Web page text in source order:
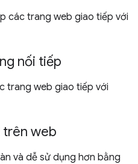
các trang web giao tiếp với
nối tiếp
trang web giao tiếp với
trên web
và dễ sử dụng hơn bằng